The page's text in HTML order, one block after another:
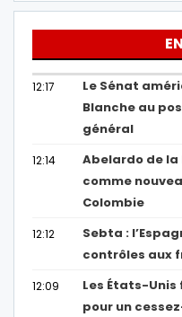
12:17
Le Sénat
Blanche au
général
12:14
Abelardo de
comme
Colombie
12:12
Sebta :
contrôles aux
12:09
Les États-
pour un